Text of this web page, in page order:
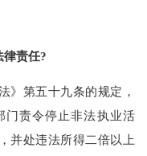
律责任?
第五十九条的规定，
门责令停止非法执业活
并处违法所得二倍以上